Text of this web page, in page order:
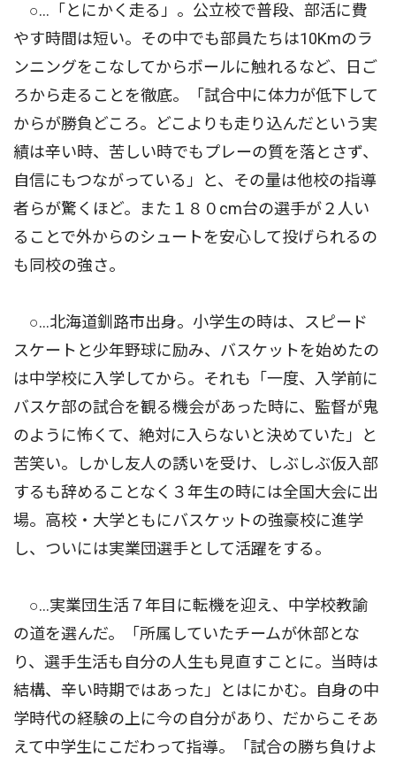
○…「とにかく走る」。公立校で普段、部活に費
やす時間は短い。その中でも部員たちは10Kmのラ
ンニングをこなしてからボールに触れるなど、日ご
ろから走ることを徹底。「試合中に体力が低下して
からが勝負どころ。どこよりも走り込んだという実
績は辛い時、苦しい時でもプレーの質を落とさず、
自信にもつながっている」と、その量は他校の指導
者らが驚くほど。また１８０cm台の選手が２人い
ることで外からのシュートを安心して投げられるの
も同校の強さ。
○…北海道釧路市出身。小学生の時は、スピード
スケートと少年野球に励み、バスケットを始めたの
は中学校に入学してから。それも「一度、入学前に
バスケ部の試合を観る機会があった時に、監督が鬼
のように怖くて、絶対に入らないと決めていた」と
苦笑い。しかし友人の誘いを受け、しぶしぶ仮入部
するも辞めることなく３年生の時には全国大会に出
場。高校・大学ともにバスケットの強豪校に進学
し、ついには実業団選手として活躍をする。
○…実業団生活７年目に転機を迎え、中学校教諭
の道を選んだ。「所属していたチームが休部とな
り、選手生活も自分の人生も見直すことに。当時は
結構、辛い時期ではあった」とはにかむ。自身の中
学時代の経験の上に今の自分があり、だからこそあ
えて中学生にこだわって指導。「試合の勝ち負けよ